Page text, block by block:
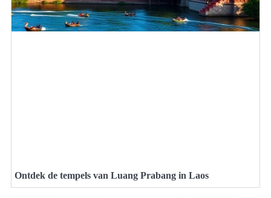
Ontdek de tempels van Luang Prabang in Laos